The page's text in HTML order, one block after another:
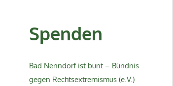
Spenden
Bad Nenndorf ist bunt – Bündnis
gegen Rechtsextremismus (e.V.)